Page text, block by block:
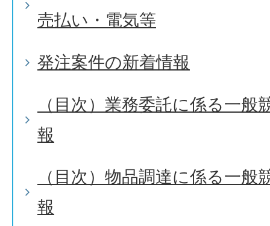
売払い・電気等
発注案件の新着情報
（目次）業務委託に係る一般
報
（目次）物品調達に係る一般
報